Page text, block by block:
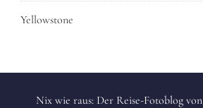
Yellowstone
Nix wie raus: Der Reise-Fotoblog von